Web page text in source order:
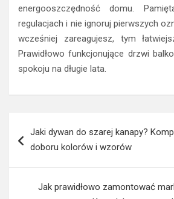
energooszczędność domu.
regulacjach i nie ignoruj pierwszych
wcześniej zareagujesz, tym
Prawidłowo funkcjonujące drzwi
spokoju na długie lata.
wpisuJaki dywan do szarej kanapy?
doboru kolorów i wzorów
Jak prawidłowo zamontować